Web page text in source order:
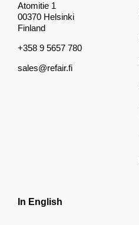
Atomitie 1
00370 Helsinki
Finland
+358 9 5657 780
sales@refair.fi
In English